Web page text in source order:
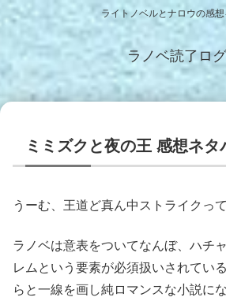
ライトノベルとナロウの感想
ラノベ読了ログ
ミミズクと夜の王 感想ネタ
うーむ、王道ど真ん中ストライクっ
ラノベは意表をついてなんぼ、ハチ
レムという要素が必須扱いされてい
らと一線を画し純ロマンスな小説に